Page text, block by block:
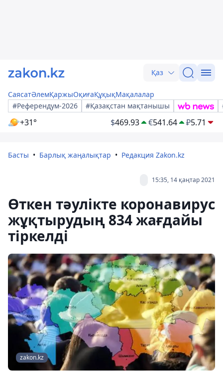
Қаз
СаясатӘлемҚаржыОқиғаҚұқықМақалалар
#Референдум-2026
#Қазақстан мақтанышы
+31° $469.93 €541.64 ₽5.71
Басты Барлық жаңалықтар Редакция Zakon.kz
15:35, 14 қаңтар 2021
Өткен тәулікте коронавирус
жұқтырудың 834 жағдайы
тіркелді
zakon.kz